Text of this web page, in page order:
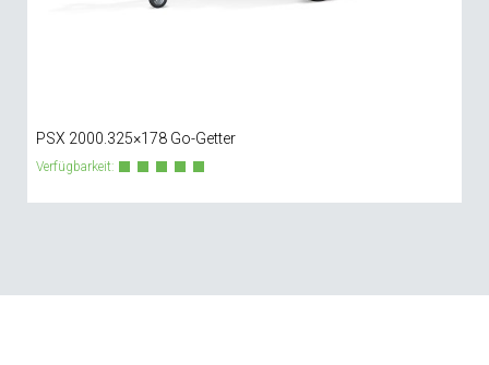
PSX 2000.325×178 Go-Getter
Verfügbarkeit: